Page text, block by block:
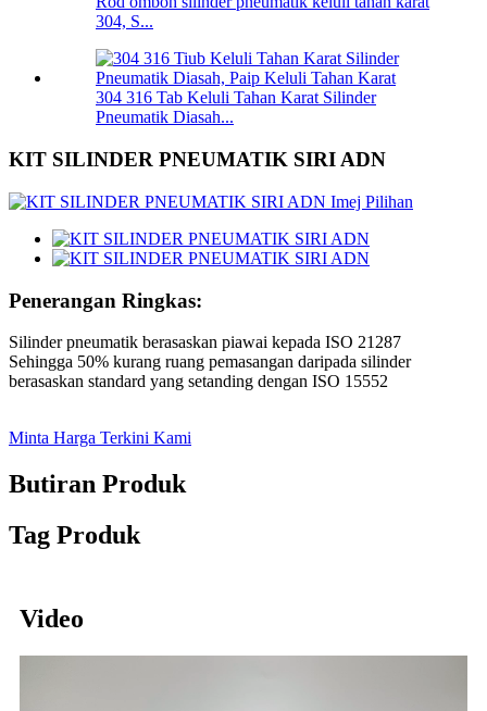
304, S...
304 316 Tab Keluli Tahan Karat Silinder
Pneumatik Diasah...
KIT SILINDER PNEUMATIK SIRI ADN
Penerangan Ringkas:
Silinder pneumatik berasaskan piawai kepada ISO 21287
Sehingga 50% kurang ruang pemasangan daripada silinder
berasaskan standard yang setanding dengan ISO 15552
Minta Harga Terkini Kami
Butiran Produk
Tag Produk
Video